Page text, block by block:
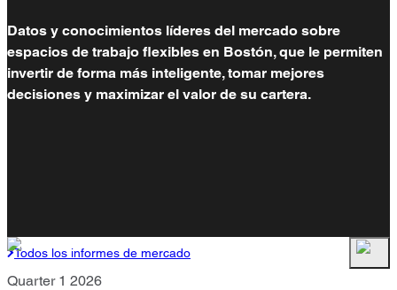
Datos y conocimientos líderes del mercado sobre
espacios de trabajo flexibles en Bostón, que le permiten
invertir de forma más inteligente, tomar mejores
decisiones y maximizar el valor de su cartera.
Todos los informes de mercado
Quarter 1 2026